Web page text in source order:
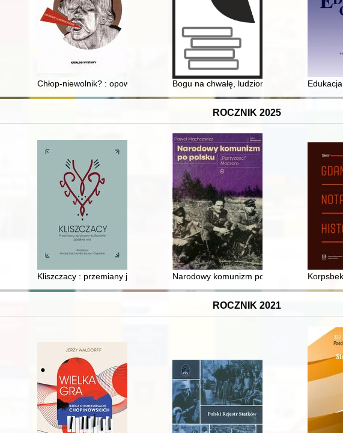
Chłop-niewolnik? : opowieść o pańszczyźnieBogu na chwałę, ludziom na ratunek : z
ROCZNIK 2025
Kliszczacy : przemiany językowo-kulturowe polskiej wsi
Narodowy komunizm po polsku :
ROCZNIK 2021